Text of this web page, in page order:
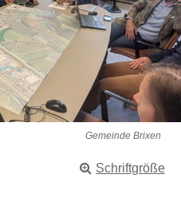
Gemeinde Brixen
Schriftgröße